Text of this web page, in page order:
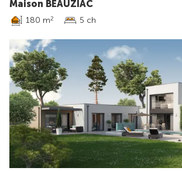
Maison BEAUZIAC
180 m2 5 ch